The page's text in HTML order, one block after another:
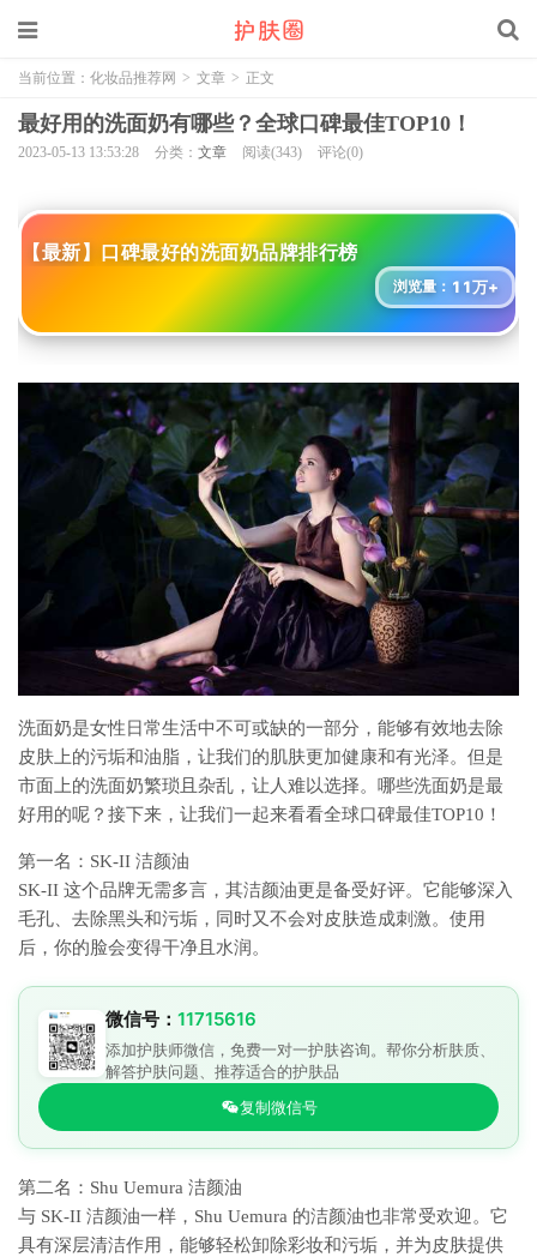
当前位置： 化妆品推荐网 > 文章 > 正文
最好用的洗面奶有哪些？全球口碑最佳TOP10！
2023-05-13 13:53:28 分类： 文章 阅读(343) 评论(0)
【最新】口碑最好的洗面奶品牌排行榜
浏览量： 11万+
洗面奶是女性日常生活中不可或缺的一部分，能够有效地去除
皮肤上的污垢和油脂，让我们的肌肤更加健康和有光泽。但是
市面上的洗面奶繁琐且杂乱，让人难以选择。哪些洗面奶是最
好用的呢？接下来，让我们一起来看看全球口碑最佳TOP10！
第一名：SK-II 洁颜油
SK-II 这个品牌无需多言，其洁颜油更是备受好评。它能够深入
毛孔、去除黑头和污垢，同时又不会对皮肤造成刺激。使用
后，你的脸会变得干净且水润。
微信号： 11715616
添加护肤师微信，免费一对一护肤咨询。帮你分析肤质、
解答护肤问题、推荐适合的护肤品
复制微信号
第二名：Shu Uemura 洁颜油
与 SK-II 洁颜油一样，Shu Uemura 的洁颜油也非常受欢迎。它
具有深层清洁作用，能够轻松卸除彩妆和污垢，并为皮肤提供